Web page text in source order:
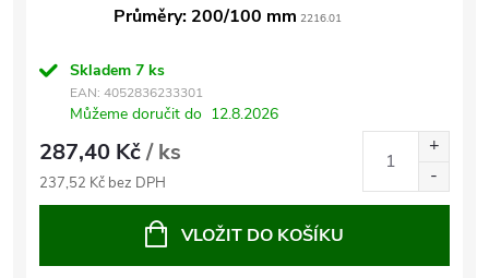
Průměry: 200/100 mm 2216.01
Skladem 7 ks
EAN: 4052836233301
Můžeme doručit do 12.8.2026
287,40 Kč/ ks
237,52 Kč bez DPH
VLOŽIT DO KOŠÍKU